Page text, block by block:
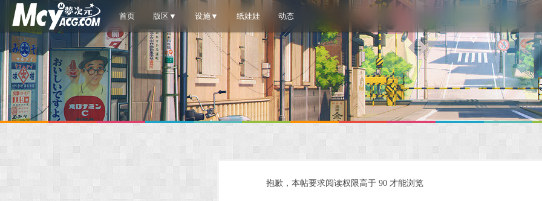
首页 版区▼ 设施▼ 纸娃娃 动态
抱歉，本帖要求阅读权限高于 90 才能浏览